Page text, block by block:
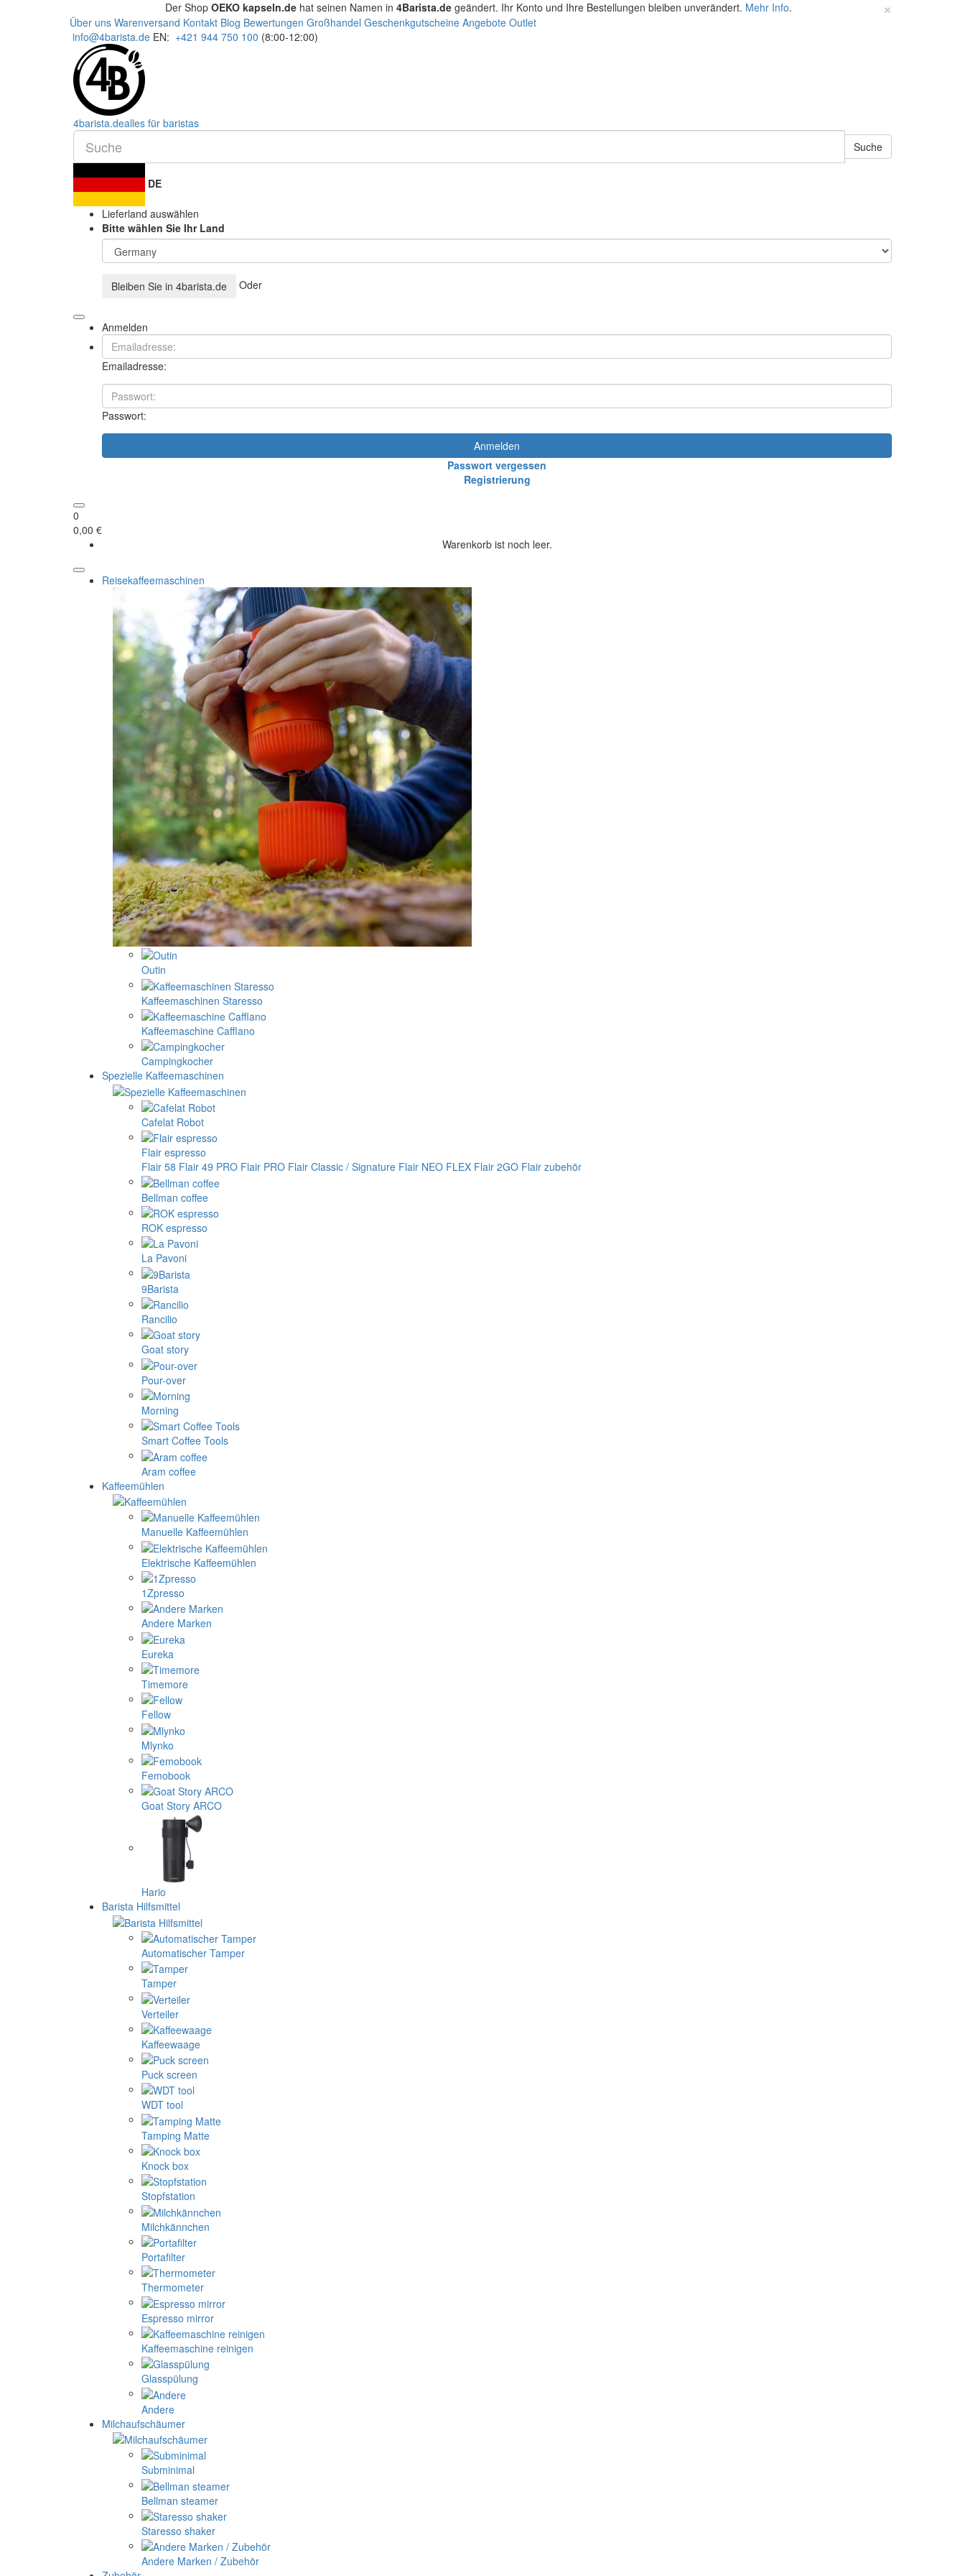
Der Shop OEKO kapseln.dehat seinen Namen in 4Barista.degeändert. Ihr Konto und Ihre Bestellungen bleiben unverändert. Mehr Info. ×
Über uns Warenversand Kontakt Blog Bewertungen Großhandel Geschenkgutscheine Angebote Outlet
info@4barista.de EN: +421 944 750 100 (8:00-12:00)
4barista.dealles für baristas
Suche
DE
Lieferland auswählen
Bitte wählen Sie Ihr Land
Bleiben Sie in 4barista.de Oder
Anmelden
Emailadresse:
Passwort:
Anmelden
Passwort vergessen
Registrierung
0
0,00 €
Warenkorb ist noch leer.
Reisekaffeemaschinen
Outin
Kaffeemaschinen Staresso
Kaffeemaschine Cafflano
Campingkocher
Spezielle Kaffeemaschinen
Cafelat Robot
Flair espresso
Flair 58 Flair 49 PRO Flair PRO Flair Classic / Signature Flair NEO FLEX Flair 2GO Flair zubehör
Bellman coffee
ROK espresso
La Pavoni
9Barista
Rancilio
Goat story
Pour-over
Morning
Smart Coffee Tools
Aram coffee
Kaffeemühlen
Manuelle Kaffeemühlen
Elektrische Kaffeemühlen
1Zpresso
Andere Marken
Eureka
Timemore
Fellow
Mlynko
Femobook
Goat Story ARCO
Hario
Barista Hilfsmittel
Automatischer Tamper
Tamper
Verteiler
Kaffeewaage
Puck screen
WDT tool
Tamping Matte
Knock box
Stopfstation
Milchkännchen
Portafilter
Thermometer
Espresso mirror
Kaffeemaschine reinigen
Glasspülung
Andere
Milchaufschäumer
Subminimal
Bellman steamer
Staresso shaker
Andere Marken / Zubehör